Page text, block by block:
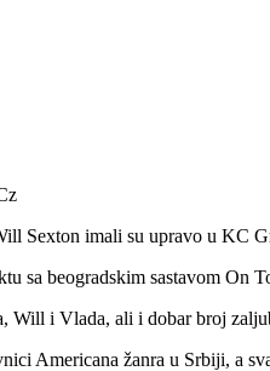
Sexton imali su upravo u KC
sa beogradskim sastavom On
Will i Vlada, ali i dobar broj
Americana žanra u Srbiji, a